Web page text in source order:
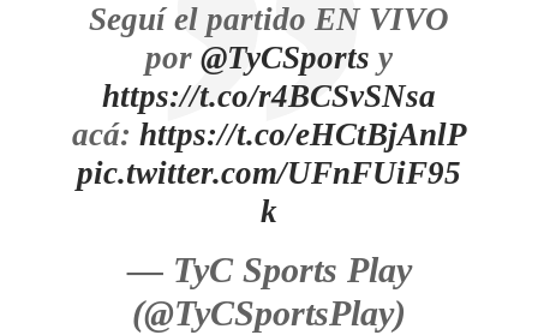
Seguí el partido EN VIVO
por @TyCSports y
https://t.co/r4BCSvSNsa
acá: https://t.co/eHCtBjAnlP
pic.twitter.com/UFnFUiF95
k
— TyC Sports Play
(@TyCSportsPlay)